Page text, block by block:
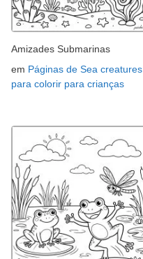
Amizades Submarinas
em Páginas de Sea creatures
para colorir para crianças